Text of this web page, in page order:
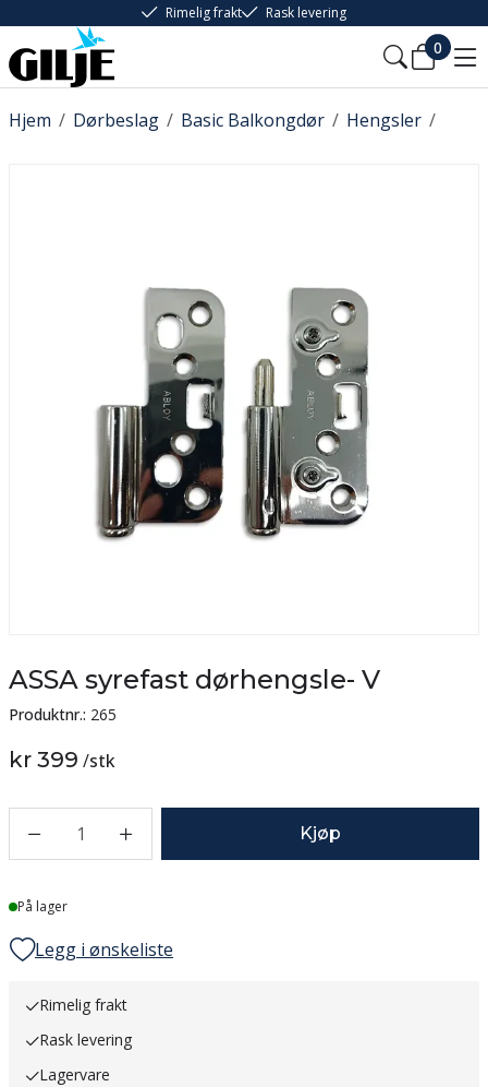
Rimelig frakt Rask levering
0
/
Hjem /
Dørbeslag /
Basic Balkongdør /
Hengsler
ASSA syrefast dørhengsle- V
Produktnr.: 265
kr 399 /stk
1 Kjøp
Lager
På lager
Legg i ønskeliste
Rimelig frakt
Rask levering
Lagervare